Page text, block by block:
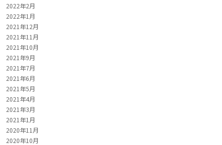
2022年2月
2022年1月
2021年12月
2021年11月
2021年10月
2021年9月
2021年7月
2021年6月
2021年5月
2021年4月
2021年3月
2021年1月
2020年11月
2020年10月